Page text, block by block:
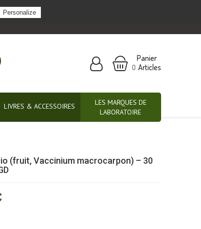
Panier
0 Articles
LIVRES & ACCESSOIRES
LES MARQUES DE
LABORATOIRE
(fruit, Vaccinium macrocarpon) – 30
Personalize